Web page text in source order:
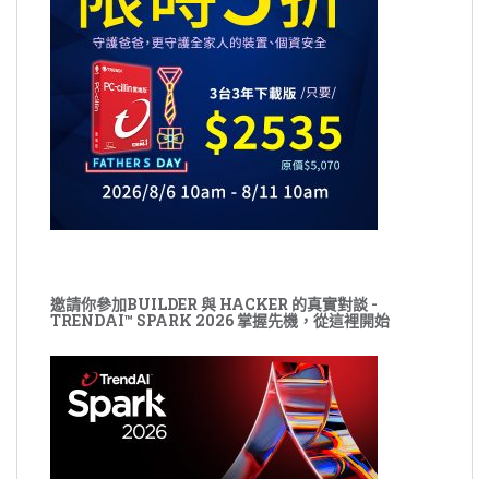
邀請你參加BUILDER 與 HACKER 的真實對談 -
TRENDAI™ SPARK 2026 掌握先機，從這裡開始